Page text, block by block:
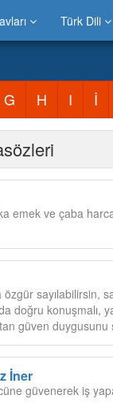
Türk Dili
G H I İ
emek ve çaba
sayılabilirsin,
konuşmalı,
güven duygusunu
İner
güvenerek iş